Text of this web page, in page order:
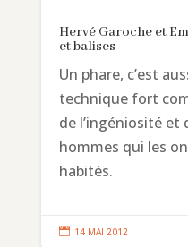
Hervé Garoche et
et balises
Un phare, c’est
technique fort
de l’ingéniosité et
hommes qui les
habités.
 14 MAI 2012